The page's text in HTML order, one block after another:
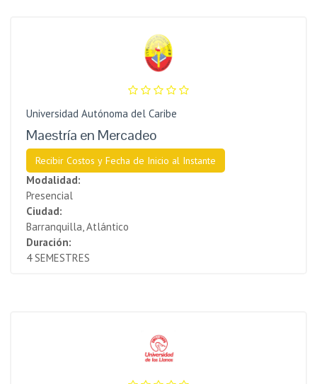
Universidad Autónoma del Caribe
Maestría en Mercadeo
Recibir Costos y Fecha de Inicio al Instante
Modalidad:
Presencial
Ciudad:
Barranquilla, Atlántico
Duración:
4 SEMESTRES